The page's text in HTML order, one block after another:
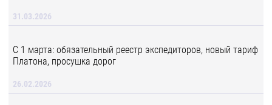
31.03.2026
С 1 марта: обязательный реестр экспедиторов, новый тариф
Платона, просушка дорог
26.02.2026